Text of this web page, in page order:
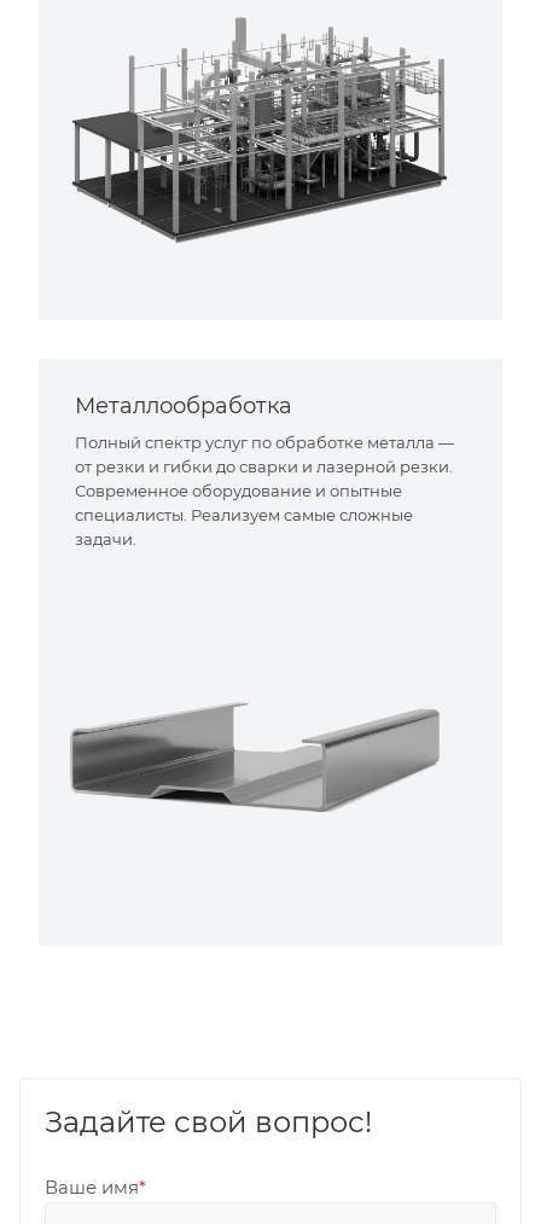
Металлообработка
Полный спектр услуг по обработке металла —
от резки и гибки до сварки и лазерной резки.
Современное оборудование и опытные
специалисты. Реализуем самые сложные
задачи.
Задайте свой вопрос!
Ваше имя*